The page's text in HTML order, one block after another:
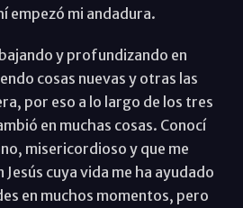
empezó mi andadura.
y profundizando en
cosas nuevas y otras las
por eso a lo largo de los tres
en muchas cosas. Conocí
misericordioso y que me
Jesús cuya vida me ha ayudado
en muchos momentos, pero